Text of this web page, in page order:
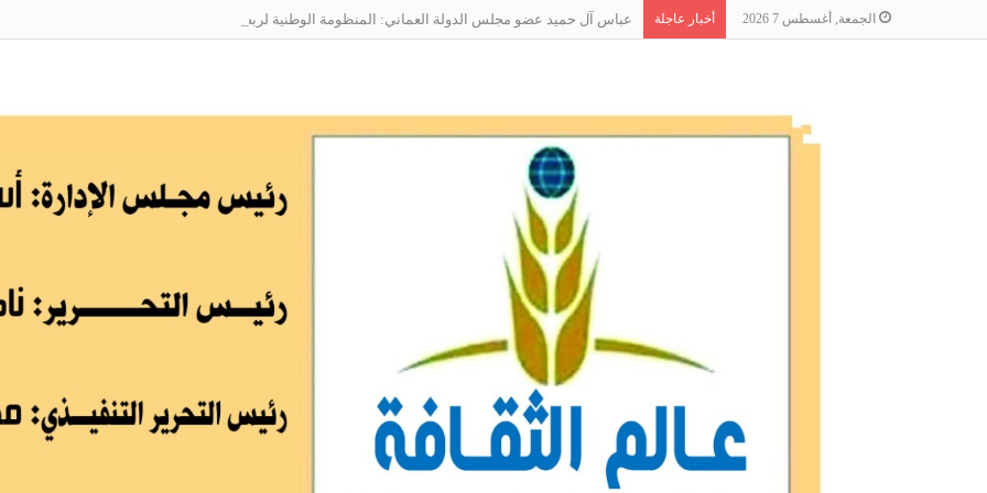
الجمعة, أغسطس 7 2026 أخبار عاجلة عباس آل حميد عضو مجلس الدولة العماني: المنظومة الوطنية لربط التوظيف بالمهارات تعالج البطالة من